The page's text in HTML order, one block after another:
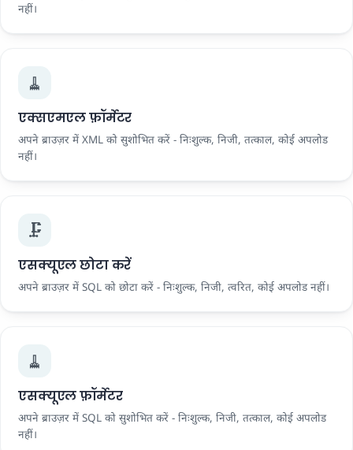
नहीं।
🧹
एक्सएमएल फ़ॉर्मेटर
अपने ब्राउज़र में XML को सुशोभित करें - निःशुल्क, निजी, तत्काल, कोई अपलोड
नहीं।
🗜️
एसक्यूएल छोटा करें
अपने ब्राउज़र में SQL को छोटा करें - निःशुल्क, निजी, त्वरित, कोई अपलोड नहीं।
🧹
एसक्यूएल फ़ॉर्मेटर
अपने ब्राउज़र में SQL को सुशोभित करें - निःशुल्क, निजी, तत्काल, कोई अपलोड
नहीं।